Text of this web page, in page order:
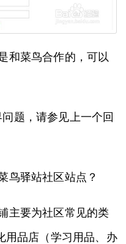
和菜鸟合作的，可以
题，请参见上一个回
鸟驿站社区站点？
主要为社区常见的类
用品店（学习用品、办